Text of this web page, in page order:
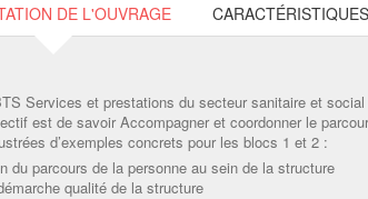
DE L'OUVRAGE
Services et prestations du secteur sanitaire et
est de savoir Accompagner et coordonner le
d’exemples concrets pour les blocs 1 et 2 :
du parcours de la personne au sein de la structure
qualité de la structure